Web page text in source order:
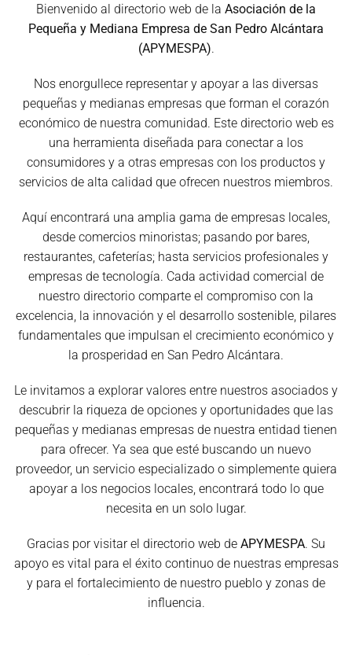
Bienvenido al directorio web de la Asociación de la
Pequeña y Mediana Empresa de San Pedro Alcántara
(APYMESPA).
Nos enorgullece representar y apoyar a las diversas
pequeñas y medianas empresas que forman el corazón
económico de nuestra comunidad. Este directorio web es
una herramienta diseñada para conectar a los
consumidores y a otras empresas con los productos y
servicios de alta calidad que ofrecen nuestros miembros.
Aquí encontrará una amplia gama de empresas locales,
desde comercios minoristas; pasando por bares,
restaurantes, cafeterías; hasta servicios profesionales y
empresas de tecnología. Cada actividad comercial de
nuestro directorio comparte el compromiso con la
excelencia, la innovación y el desarrollo sostenible, pilares
fundamentales que impulsan el crecimiento económico y
la prosperidad en San Pedro Alcántara.
Le invitamos a explorar valores entre nuestros asociados y
descubrir la riqueza de opciones y oportunidades que las
pequeñas y medianas empresas de nuestra entidad tienen
para ofrecer. Ya sea que esté buscando un nuevo
proveedor, un servicio especializado o simplemente quiera
apoyar a los negocios locales, encontrará todo lo que
necesita en un solo lugar.
Gracias por visitar el directorio web de APYMESPA. Su
apoyo es vital para el éxito continuo de nuestras empresas
y para el fortalecimiento de nuestro pueblo y zonas de
influencia.